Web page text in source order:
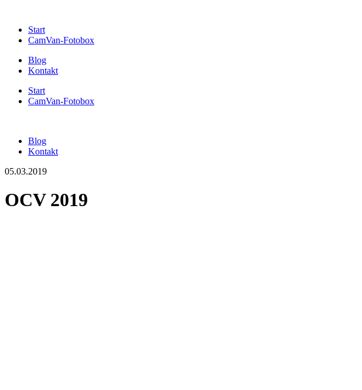
Start
CamVan-Fotobox
Blog
Kontakt
Start
CamVan-Fotobox
Blog
Kontakt
05.03.2019
OCV 2019